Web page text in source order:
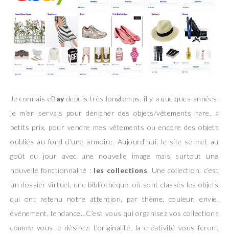
Je connais eBaydepuis très longtemps, il y a quelques années,
je m’en servais pour dénicher des objets/vêtements rare, à
petits prix, pour vendre mes vêtements ou encore des objets
oubliés au fond d’une armoire. Aujourd’hui, le site se met au
goût du jour avec une nouvelle image mais surtout une
nouvelle fonctionnalité : les collections. Une collection, c’est
un dossier virtuel, une bibliothèque, où sont classés les objets
qui ont retenu notre attention, par thème, couleur, envie,
événement, tendance…C’est vous qui organisez vos collections
comme vous le désirez. L’originalité, la créativité vous feront